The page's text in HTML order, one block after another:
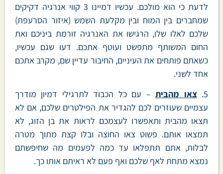
לדעת כי הוא מולכם. עכשיו דמיינו 3 קווי אנרגיה דקיקים
שמחברים בין המוח ובין מקלעת השמש (איזור הסרעפת)
שלכם לאלו שלו, הרגישו את האנרגיה זורמת ביניכם ואת
החום המשותף מתפשט ועוטף אתכם. דעו שגם עכשיו,
כשאתם פותחים את העיניים, החיבור עדיין שם, מקרב אתכם
אחד לשני.
5. צאו מהבית– עם כל הכבוד לתרגילי דמיון מודרך
עצמיים שעוזרים לכם להגדיר את הפילטרים שלכם, אם לא
תצאו מהבית ותאפשרו לעצמכם לראות את בן הזוג, לא
תמצאו אותם. פשוט צאו החוצה ובלו קצת מתוך מטרה
לבלות, אתם תתפלאו עד כמה לפעמים מה שחיפשתם
נמצא מתחת לאף שלכם ואף פעם לא ראיתם אותו כך.